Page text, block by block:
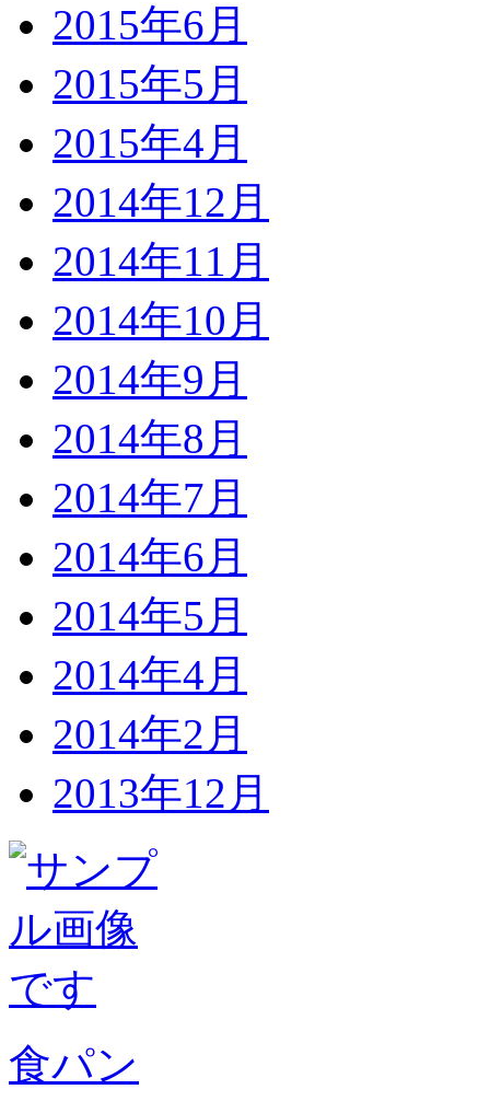
2015年6月
2015年5月
2015年4月
2014年12月
2014年11月
2014年10月
2014年9月
2014年8月
2014年7月
2014年6月
2014年5月
2014年4月
2014年2月
2013年12月
食パン